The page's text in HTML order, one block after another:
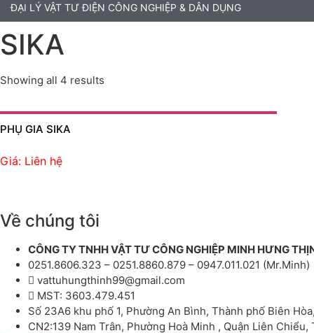
ĐẠI LÝ VẬT TƯ ĐIỆN CÔNG NGHIỆP & DÂN DỤNG
SIKA
Showing all 4 results
PHỤ GIA SIKA
Giá: Liên hệ
Về chúng tôi
CÔNG TY TNHH VẬT TƯ CÔNG NGHIỆP MINH HƯNG
0251.8606.323 – 0251.8860.879 – 0947.011.021 (Mr.Minh)
vattuhungthinh99@gmail.com
MST: 3603.479.451
Số 23A6 khu phố 1, Phường An Bình, Thành phố Biên
CN2:139 Nam Trân, Phường Hoà Minh , Quận Liên Chiểu,